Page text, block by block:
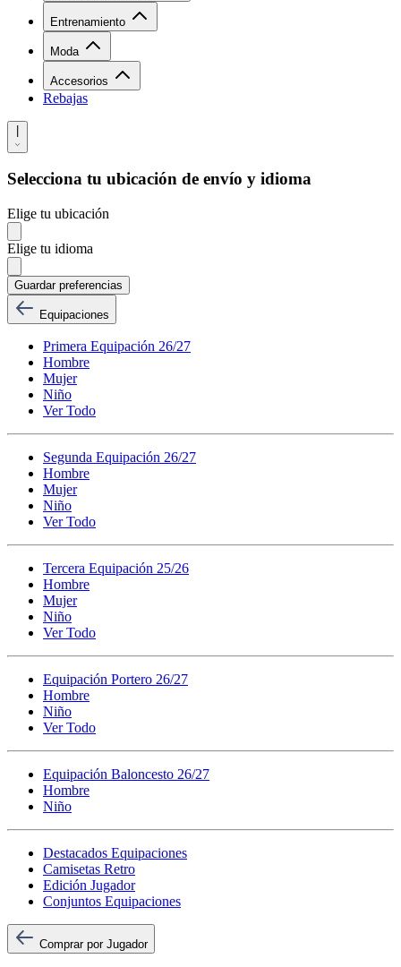
Entrenamiento
Moda
Accesorios
Rebajas
|
Selecciona tu ubicación de envío y idioma
Elige tu ubicación
Elige tu idioma
Guardar preferencias
Equipaciones
Primera Equipación 26/27
Hombre
Mujer
Niño
Ver Todo
Segunda Equipación 26/27
Hombre
Mujer
Niño
Ver Todo
Tercera Equipación 25/26
Hombre
Mujer
Niño
Ver Todo
Equipación Portero 26/27
Hombre
Niño
Ver Todo
Equipación Baloncesto 26/27
Hombre
Niño
Destacados Equipaciones
Camisetas Retro
Edición Jugador
Conjuntos Equipaciones
Comprar por Jugador